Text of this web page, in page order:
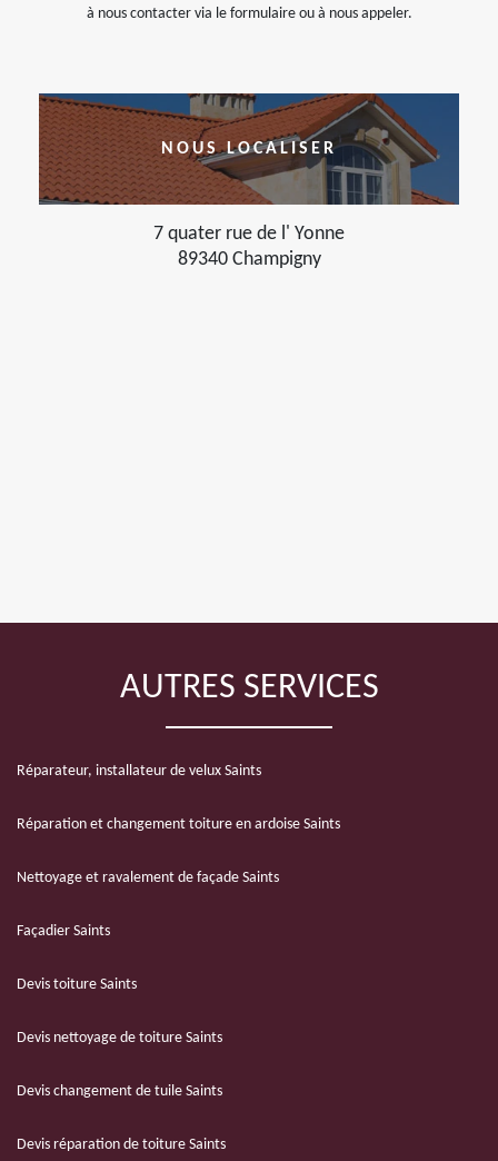
à nous contacter via le formulaire ou à nous appeler.
NOUS LOCALISER
7 quater rue de l' Yonne
89340 Champigny
AUTRES SERVICES
Réparateur, installateur de velux Saints
Réparation et changement toiture en ardoise Saints
Nettoyage et ravalement de façade Saints
Façadier Saints
Devis toiture Saints
Devis nettoyage de toiture Saints
Devis changement de tuile Saints
Devis réparation de toiture Saints